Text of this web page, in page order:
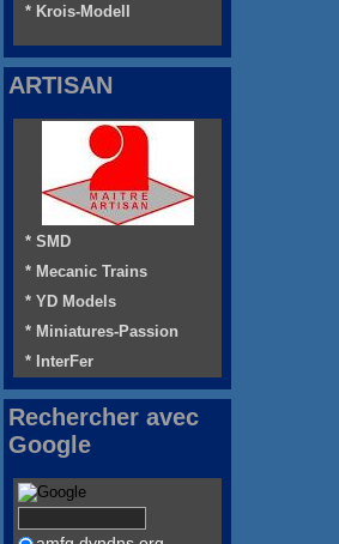
* Krois-Modell
ARTISAN
* SMD
* Mecanic Trains
* YD Models
* Miniatures-Passion
* InterFer
Rechercher avec
Google